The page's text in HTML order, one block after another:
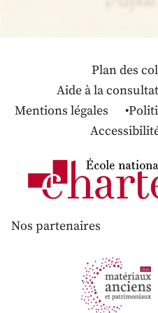
Plan des
Aide à la
Mentions légales
Nos partenaires